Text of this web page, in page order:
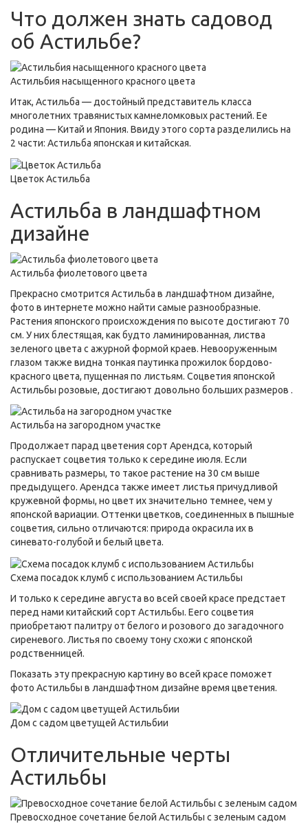
Что должен знать садовод
об Астильбе?
Астильбия насыщенного красного цвета
Итак, Астильба — достойный представитель класса
многолетних травянистых камнеломковых растений. Ее
родина — Китай и Япония. Ввиду этого сорта разделились на
2 части: Астильба японская и китайская.
Цветок Астильба
Астильба в ландшафтном
дизайне
Астильба фиолетового цвета
Прекрасно смотрится Астильба в ландшафтном дизайне,
фото в интернете можно найти самые разнообразные.
Растения японского происхождения по высоте достигают 70
см. У них блестящая, как будто ламинированная, листва
зеленого цвета с ажурной формой краев. Невооруженным
глазом также видна тонкая паутинка прожилок бордово-
красного цвета, пущенная по листьям. Соцветия японской
Астильбы розовые, достигают довольно больших размеров .
Астильба на загородном участке
Продолжает парад цветения сорт Арендса, который
распускает соцветия только к середине июля. Если
сравнивать размеры, то такое растение на 30 см выше
предыдущего. Арендса также имеет листья причудливой
кружевной формы, но цвет их значительно темнее, чем у
японской вариации. Оттенки цветков, соединенных в пышные
соцветия, сильно отличаются: природа окрасила их в
синевато-голубой и белый цвета.
Схема посадок клумб с использованием Астильбы
И только к середине августа во всей своей красе предстает
перед нами китайский сорт Астильбы. Еего соцветия
приобретают палитру от белого и розового до загадочного
сиреневого. Листья по своему тону схожи с японской
родственницей.
Показать эту прекрасную картину во всей красе поможет
фото Астильбы в ландшафтном дизайне время цветения.
Дом с садом цветущей Астильбии
Отличительные черты
Астильбы
Превосходное сочетание белой Астильбы с зеленым садом